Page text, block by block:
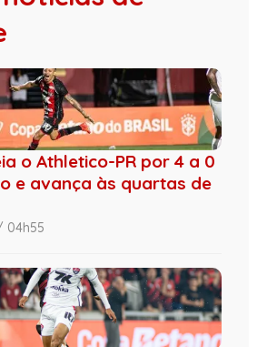
o Athletico-PR por 4 a 0
e avança às quartas de
04h55